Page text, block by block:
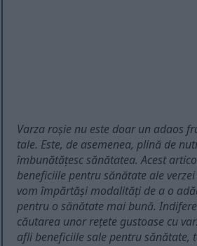
Varza roșie nu este doar un adaos
tale. Este, de asemenea, plină de
îmbunătățesc sănătatea. Acest
beneficiile pentru sănătate ale
vom împărtăși modalități de a o
pentru o sănătate mai bună.
căutarea unor rețete gustoase cu
afli beneficiile sale pentru sănătate,